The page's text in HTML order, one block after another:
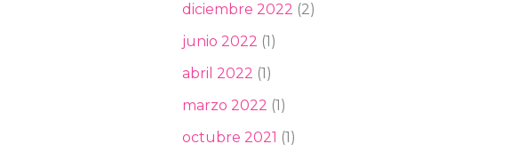
diciembre 2022 (2)
junio 2022 (1)
abril 2022 (1)
marzo 2022 (1)
octubre 2021 (1)